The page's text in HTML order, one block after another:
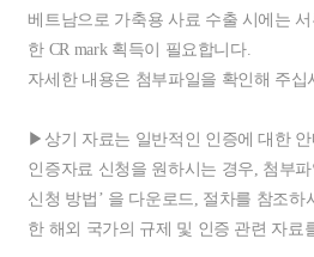
프데스크
베트남으로 가축용 사료 수출 시에는
한 CR mark 획득이 필요합니다.
자세한 내용은 첨부파일을 확인해 주십
▶상기 자료는 일반적인 인증에 대한
인증자료 신청을 원하시는 경우, 첨부파
신청 방법’ 을 다운로드, 절차를 참조하
한 해외 국가의 규제 및 인증 관련 자료